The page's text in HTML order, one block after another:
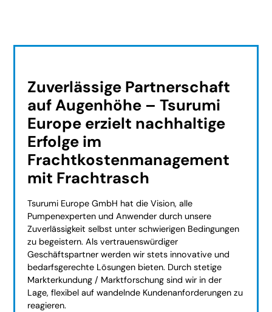
Zuverlässige Partnerschaft
auf Augenhöhe – Tsurumi
Europe erzielt nachhaltige
Erfolge im
Frachtkostenmanagement
mit Frachtrasch
Tsurumi Europe GmbH hat die Vision, alle
Pumpenexperten und Anwender durch unsere
Zuverlässigkeit selbst unter schwierigen Bedingungen
zu begeistern. Als vertrauenswürdiger
Geschäftspartner werden wir stets innovative und
bedarfsgerechte Lösungen bieten. Durch stetige
Markterkundung / Marktforschung sind wir in der
Lage, flexibel auf wandelnde Kundenanforderungen zu
reagieren.